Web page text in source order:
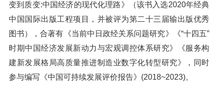
变到质变:中国经济的现代化理路》（该书入选2020年经典
中国国际出版工程项目，并被评为第二十三届输出版优秀
图书），合著有《当前中日政经关系问题研究》《“十四五”
时期中国经济发展新动力与宏观调控体系研究》《服务构
建新发展格局高质量推进制造业数字化转型研究》，同时
参与编写《中国可持续发展评价报告》(2018~2023)。